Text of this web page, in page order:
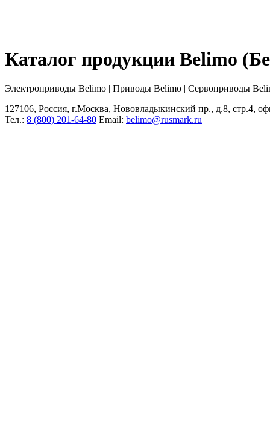
Каталог продукции Belimo
Электроприводы Belimo | Приводы Belimo | Сервоприводы
127106, Россия, г.Москва, Нововладыкинский пр., д.8, стр.4,
Тел.: 8 (800) 201-64-80 Еmail: belimo@rusmark.ru